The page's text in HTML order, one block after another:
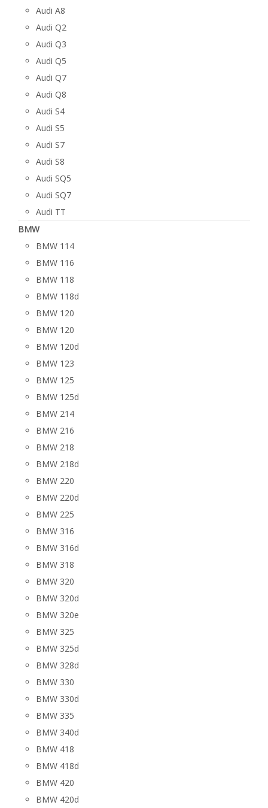
Audi A8
Audi Q2
Audi Q3
Audi Q5
Audi Q7
Audi Q8
Audi S4
Audi S5
Audi S7
Audi S8
Audi SQ5
Audi SQ7
Audi TT
BMW
BMW 114
BMW 116
BMW 118
BMW 118d
BMW 120
BMW 120
BMW 120d
BMW 123
BMW 125
BMW 125d
BMW 214
BMW 216
BMW 218
BMW 218d
BMW 220
BMW 220d
BMW 225
BMW 316
BMW 316d
BMW 318
BMW 320
BMW 320d
BMW 320e
BMW 325
BMW 325d
BMW 328d
BMW 330
BMW 330d
BMW 335
BMW 340d
BMW 418
BMW 418d
BMW 420
BMW 420d